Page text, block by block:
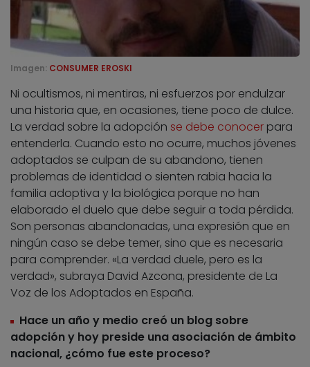
Imagen: CONSUMER EROSKI
Ni ocultismos, ni mentiras, ni esfuerzos por endulzar
una historia que, en ocasiones, tiene poco de dulce.
La verdad sobre la adopción se debe conocer para
entenderla. Cuando esto no ocurre, muchos jóvenes
adoptados se culpan de su abandono, tienen
problemas de identidad o sienten rabia hacia la
familia adoptiva y la biológica porque no han
elaborado el duelo que debe seguir a toda pérdida.
Son personas abandonadas, una expresión que en
ningún caso se debe temer, sino que es necesaria
para comprender. «La verdad duele, pero es la
verdad», subraya David Azcona, presidente de La
Voz de los Adoptados en España.
Hace un año y medio creó un blog sobre
adopción y hoy preside una asociación de ámbito
nacional, ¿cómo fue este proceso?